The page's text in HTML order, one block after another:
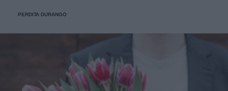
PERDITA DURANGO